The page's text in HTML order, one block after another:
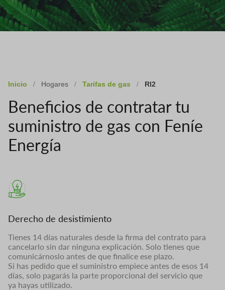
Inicio / Hogares / Tarifas de gas / Rl2
Beneficios de contratar tu
suministro de gas con Feníe
Energía
Derecho de desistimiento
Tienes 14 días naturales desde la firma del contrato para
cancelarlo sin dar ninguna explicación. Solo tienes que
comunicárnoslo antes de que finalice ese plazo.
Si has pedido que el suministro empiece antes de esos 14
días, solo pagarás la parte proporcional del servicio que
ya hayas utilizado.